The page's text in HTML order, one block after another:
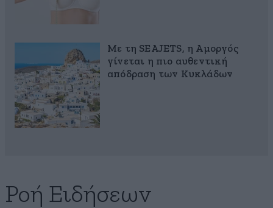
Με τη SEAJETS, η Αμοργός
γίνεται η πιο αυθεντική
απόδραση των Κυκλάδων
Ροή Ειδήσεων